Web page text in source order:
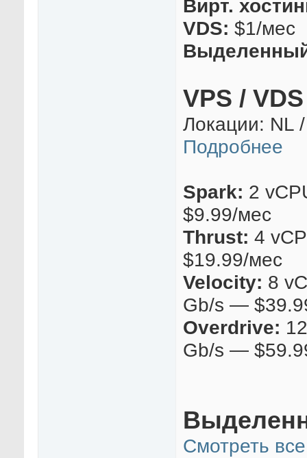
Вирт.
VDS: $1/мес
VPS /
Локации: NL
Подробнее
Spark: 2
$9.99/мес
Thrust: 4
$19.99/мес
Velocity: 8
Gb/s —
Overdrive:
Gb/s —
Смотреть все